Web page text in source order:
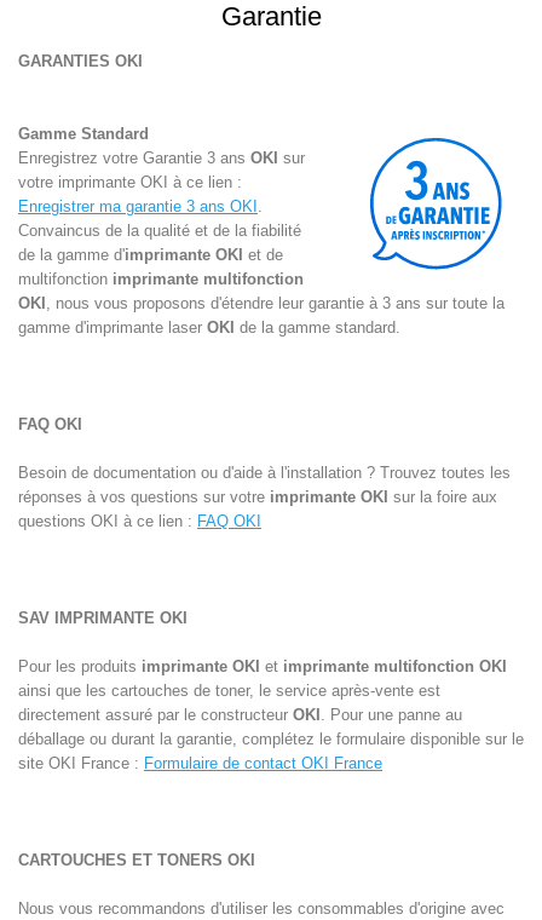
Garantie
GARANTIES OKI
Gamme Standard
Enregistrez votre Garantie 3 ans OKI sur
votre imprimante OKI à ce lien :
Enregistrer ma garantie 3 ans OKI .
Convaincus de la qualité et de la fiabilité
de la gamme d'imprimante OKI et de
multifonction imprimante multifonction
OKI , nous vous proposons d'étendre leur garantie à 3 ans sur toute la
gamme d'imprimante laser OKI de la gamme standard.
FAQ OKI
Besoin de documentation ou d'aide à l'installation ? Trouvez toutes les
réponses à vos questions sur votre imprimante OKI sur la foire aux
questions OKI à ce lien : FAQ OKI
SAV IMPRIMANTE OKI
Pour les produits imprimante OKI et imprimante multifonction OKI
ainsi que les cartouches de toner, le service après-vente est
directement assuré par le constructeur OKI . Pour une panne au
déballage ou durant la garantie, complétez le formulaire disponible sur le
site OKI France : Formulaire de contact OKI France
CARTOUCHES ET TONERS OKI
Nous vous recommandons d'utiliser les consommables d'origine avec